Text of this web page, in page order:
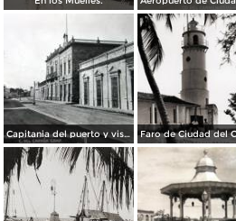
Capitania del puerto y vista al palacio.